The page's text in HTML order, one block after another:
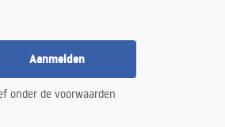
Aanmelden
onder de voorwaarden